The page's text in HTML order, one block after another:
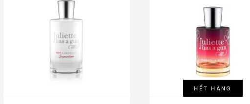
HẾT HÀNG